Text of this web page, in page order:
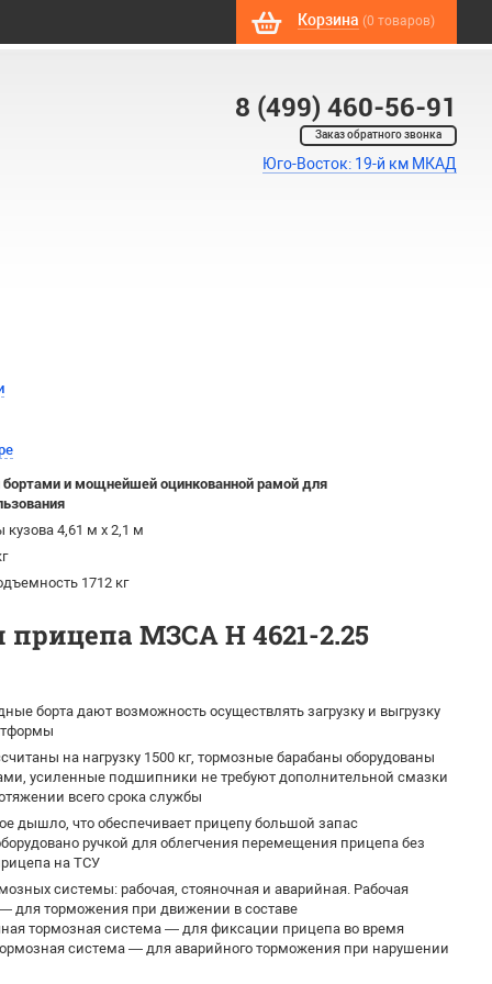
Корзина (0 товаров)
8 (499) 460-56-91
Заказ обратного звонка
Юго-Восток: 19-й км МКАД
и мощнейшей оцинкованной рамой для
4,61 м х 2,1 м
1712 кг
прицепа МЗСА H 4621-2.25
борта дают возможность осуществлять загрузку и выгрузку
на нагрузку 1500 кг, тормозные барабаны оборудованы
усиленные подшипники не требуют дополнительной смазки
всего срока службы
дышло, что обеспечивает прицепу большой запас
ручкой для облегчения перемещения прицепа без
на ТСУ
системы: рабочая, стояночная и аварийная. Рабочая
для торможения при движении в составе
тормозная система — для фиксации прицепа во время
система — для аварийного торможения при нарушении